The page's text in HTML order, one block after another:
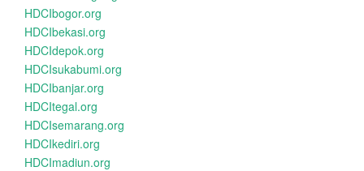
HDCIbogor.org
HDCIbekasi.org
HDCIdepok.org
HDCIsukabumi.org
HDCIbanjar.org
HDCItegal.org
HDCIsemarang.org
HDCIkediri.org
HDCImadiun.org